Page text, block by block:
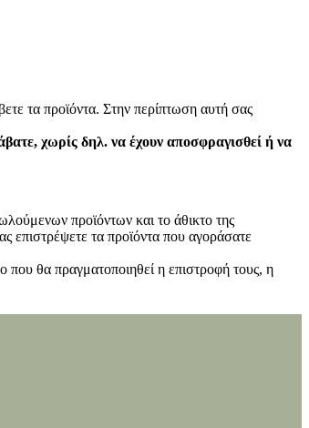
τα προϊόντα. Στην περίπτωση αυτή σας
χωρίς δηλ. να έχουν αποσφραγισθεί ή να
προϊόντων και το άθικτο της
επιστρέψετε τα προϊόντα που αγοράσατε
που θα πραγματοποιηθεί η επιστροφή τους, η